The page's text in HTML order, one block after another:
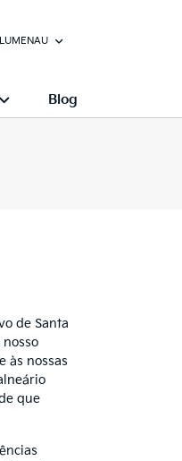
Blog
de Santa
às nossas
que